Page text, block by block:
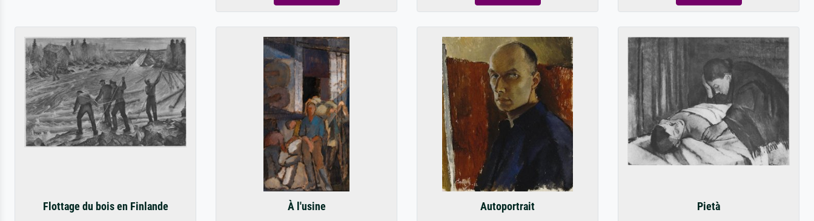
Flottage du bois en Finlande À l'usine Autoportrait Pietà